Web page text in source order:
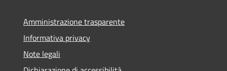
Amministrazione trasparente
Informativa privacy
Note legali